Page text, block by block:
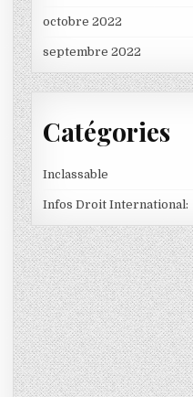
octobre 2022
septembre 2022
Catégories
Inclassable
Infos Droit International: